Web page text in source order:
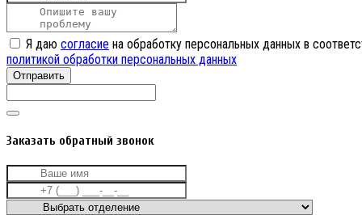
Я даю согласие на обработку персональных данных в
политикой обработки персональных данных
Отправить
Заказать обратный звонок